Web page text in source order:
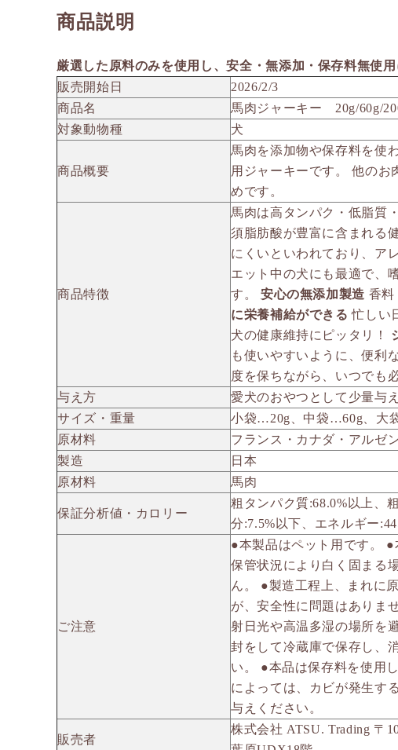
商品説明
厳選した原料のみを使用し、安全・無添加・保存料無使
販売開始日
2026/2/3
商品名
馬肉ジャーキー 20g/60g/
対象動物種
犬
商品概要
馬肉を添加物や保存料を使
用ジャーキーです。 他のお
めです。
商品特徴
馬肉は高タンパク・低脂質
須脂肪酸が豊富に含まれる
にくいといわれており、ア
エット中の犬にも最適で、
す。 安心の無添加製造 香料
に栄養補給ができる 忙しい
犬の健康維持にピッタリ！
も使いやすいように、便利
度を保ちながら、いつでも
与え方
愛犬のおやつとして少量与
サイズ・重量
小袋…20g、中袋…60g、大
原材料
フランス・カナダ・アルゼ
製造
日本
原材料
馬肉
保証分析値・カロリー
粗タンパク質:68.0%以上、
分:7.5%以下、エネルギー
ご注意
●本製品はペット用です。
保管状況により白く固まる
ん。 ●製造工程上、まれに
が、安全性に問題はありま
射日光や高温多湿の場所を
封をして冷蔵庫で保存し、
い。 ●本品は保存料を使用
によっては、カビが発生す
与えください。
販売者
株式会社 ATSU. Trading 〒